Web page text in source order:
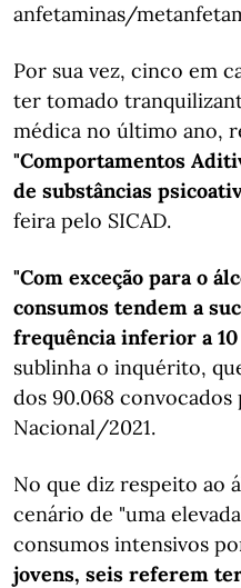
anfetaminas/
Por sua vez, cinco em
ter tomado
médica no último ano,
"Comportamentos
de substâncias
feira pelo SICAD.
"Com exceção para o
consumos tendem a
frequência inferior a 10
sublinha o inquérito,
dos 90.068 convocados
Nacional/2021.
No que diz respeito ao
cenário de "uma
consumos intensivos
jovens, seis referem